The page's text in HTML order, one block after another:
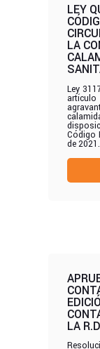
LEY
LA
Ley
Código
de
LA